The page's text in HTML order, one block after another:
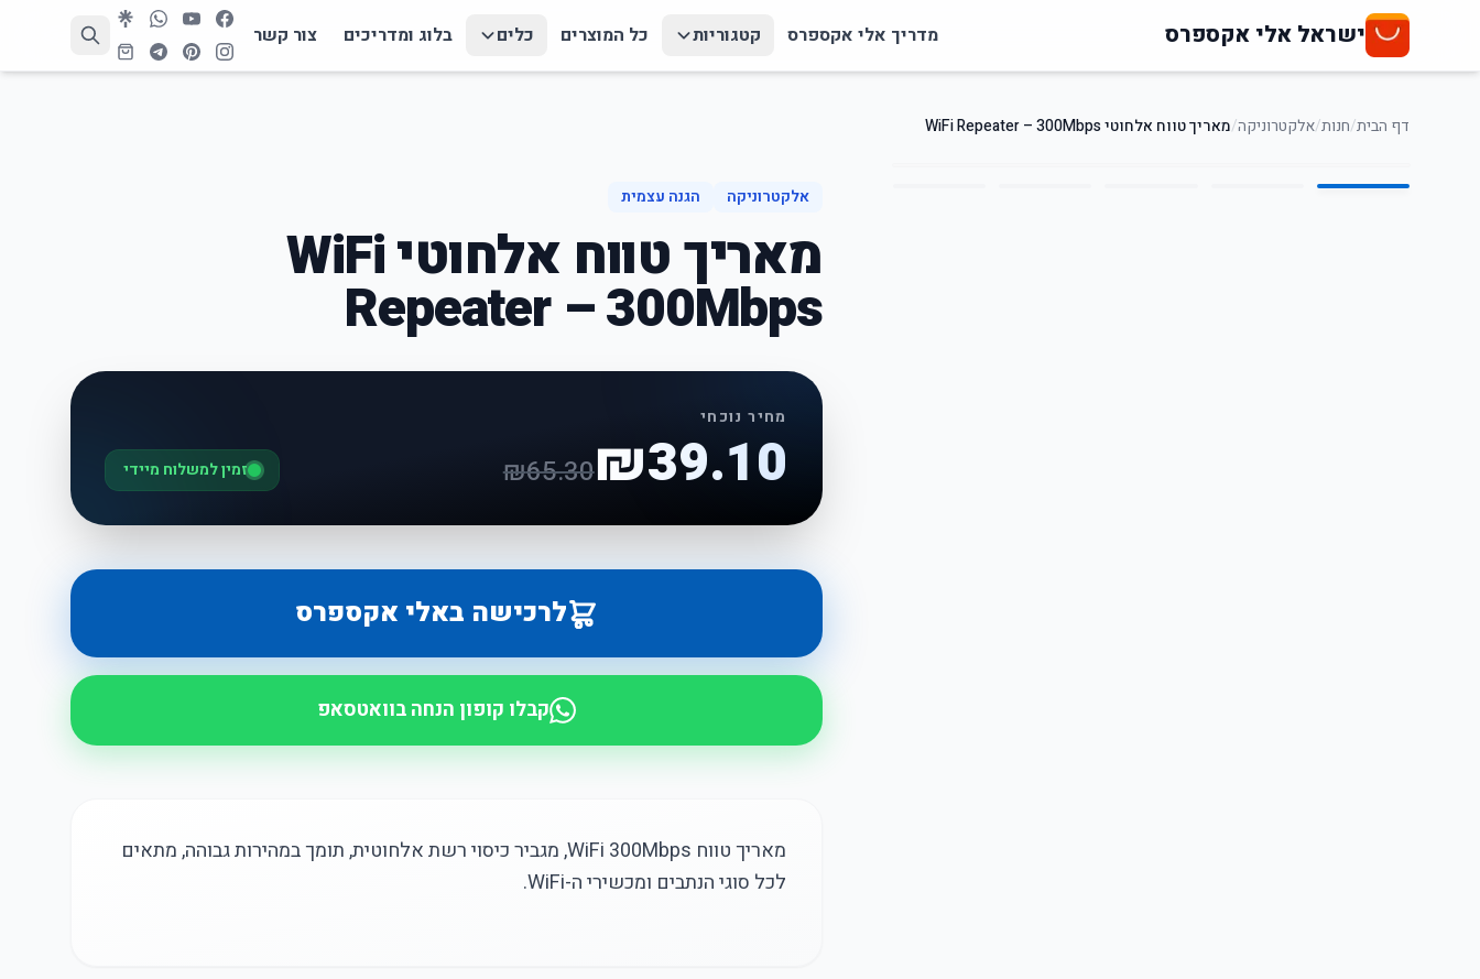
ישראל אלי אקספרס מדריך אלי אקספרס קטגוריות כל המוצרים כלים בלוג ומדריכים צור קשר
דף הבית/חנות/אלקטרוניקה/מאריך טווח אלחוטי WiFi Repeater – 300Mbps
1
/
5
אלקטרוניקה הגנה עצמית
מאריך טווח אלחוטי WiFi
Repeater – 300Mbps
מחיר נוכחי
₪39.10
₪65.30 זמין למשלוח מיידי
לרכישה באלי אקספרס
קבלו קופון הנחה בוואטסאפ
מאריך טווח WiFi 300Mbps, מגביר כיסוי רשת אלחוטית, תומך במהירות גבוהה, מתאים
לכל סוגי הנתבים ומכשירי ה-WiFi.